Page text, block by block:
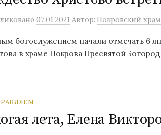
07.01.2021 Автор: Покровский храм
богослужением начали отмечать 6
в храме Покрова Пресвятой
лета, Елена